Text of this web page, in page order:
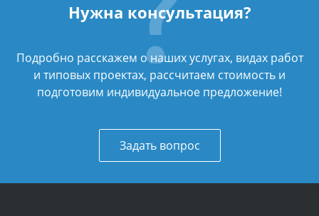
Нужна консультация?
Подробно расскажем о наших услугах, видах работ
и типовых проектах, рассчитаем стоимость и
подготовим индивидуальное предложение!
Задать вопрос